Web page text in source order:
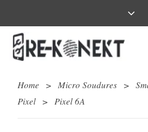
Home > Micro Soudures >
Pixel > Pixel 6A